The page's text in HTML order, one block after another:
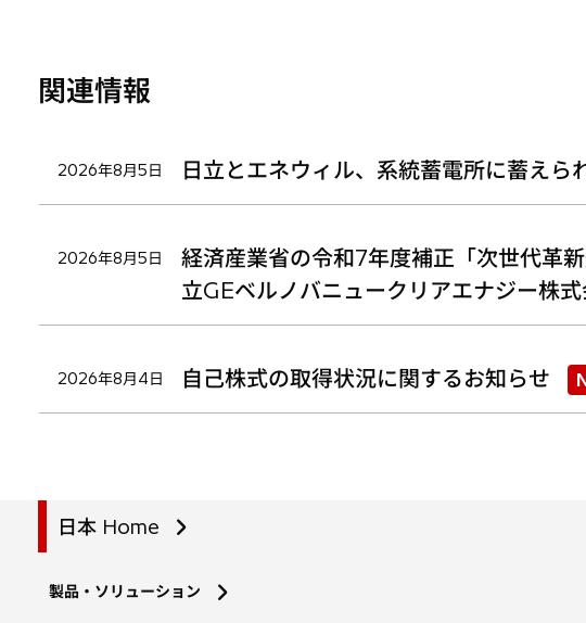
関連情報
2026年8月5日 日立とエネウィル、系統蓄電所に蓄え
2026年8月5日
経済産業省の令和7年度補正「次世代革
立GEベルノバニュークリアエナジー株
2026年8月4日 自己株式の取得状況に関するお知らせ
日本 Home
製品・ソリューション